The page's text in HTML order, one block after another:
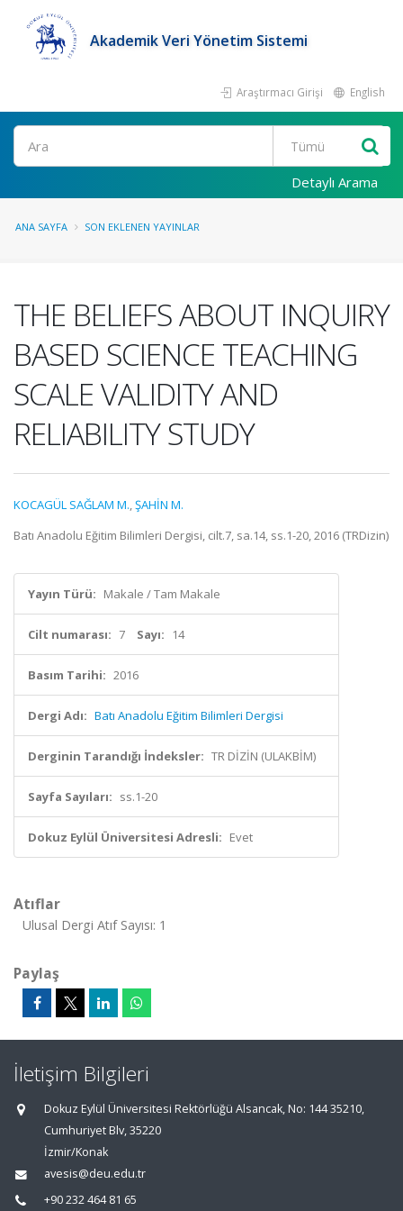
Akademik Veri Yönetim Sistemi
Araştırmacı Girişi English
Ara
Detaylı Arama
ANA SAYFA SON EKLENEN YAYINLAR
THE BELIEFS ABOUT INQUIRY
BASED SCIENCE TEACHING
SCALE VALIDITY AND
RELIABILITY STUDY
KOCAGÜL SAĞLAM M.,ŞAHİN M.
Batı Anadolu Eğitim Bilimleri Dergisi, cilt.7, sa.14, ss.1-20, 2016 (TRDizin)
Yayın Türü: Makale / Tam Makale
Cilt numarası: 7 Sayı: 14
Basım Tarihi: 2016
Dergi Adı: Batı Anadolu Eğitim Bilimleri Dergisi
Derginin Tarandığı İndeksler: TR DİZİN (ULAKBİM)
Sayfa Sayıları: ss.1-20
Dokuz Eylül Üniversitesi Adresli: Evet
Atıflar
Ulusal Dergi Atıf Sayısı: 1
Paylaş
İletişim Bilgileri
Dokuz Eylül Üniversitesi Rektörlüğü Alsancak, No: 144 35210,
Cumhuriyet Blv, 35220
İzmir/Konak
avesis@deu.edu.tr
+90 232 464 81 65